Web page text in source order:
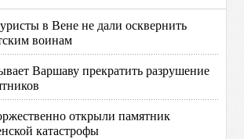
в Вене не дали осквернить
воинам
Варшаву прекратить разрушение
открыли памятник
катастрофы